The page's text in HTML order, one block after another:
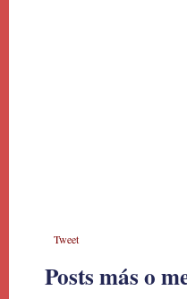
Tweet
Posts más o